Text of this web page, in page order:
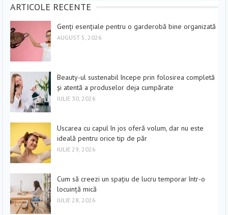
ARTICOLE RECENTE
Genți esențiale pentru o garderobă bine organizată
AUGUST 5, 2026
Beauty-ul sustenabil începe prin folosirea completă
și atentă a produselor deja cumpărate
IULIE 30, 2026
Uscarea cu capul în jos oferă volum, dar nu este
ideală pentru orice tip de păr
IULIE 29, 2026
Cum să creezi un spațiu de lucru temporar într-o
locuință mică
IULIE 28, 2026